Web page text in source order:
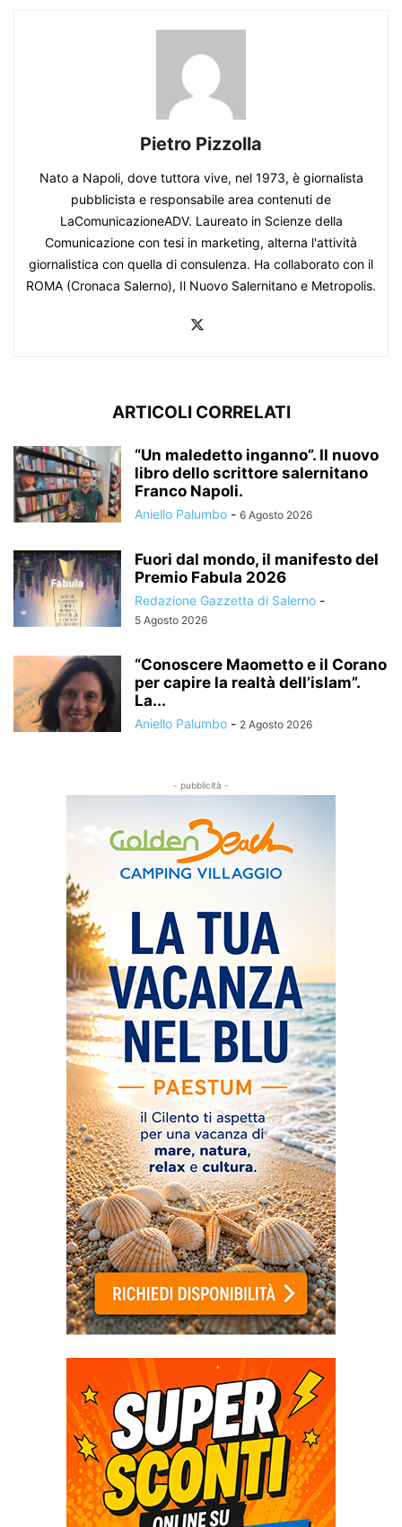
Pietro Pizzolla
Nato a Napoli, dove tuttora vive, nel 1973, è giornalista
pubblicista e responsabile area contenuti de
LaComunicazioneADV. Laureato in Scienze della
Comunicazione con tesi in marketing, alterna l'attività
giornalistica con quella di consulenza. Ha collaborato con il
ROMA (Cronaca Salerno), Il Nuovo Salernitano e Metropolis.
ARTICOLI CORRELATI
“Un maledetto inganno”. Il nuovo
libro dello scrittore salernitano
Franco Napoli.
Aniello Palumbo - 6 Agosto 2026
Fuori dal mondo, il manifesto del
Premio Fabula 2026
Redazione Gazzetta di Salerno -
5 Agosto 2026
“Conoscere Maometto e il Corano
per capire la realtà dell’islam”.
La...
Aniello Palumbo - 2 Agosto 2026
- pubblicità -